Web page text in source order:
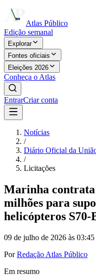
Atlas Público
Edição semanal
Explorar
Fontes oficiais
Eleições 2026
Conheça o Atlas
EntrarCriar conta
Notícias
/
Diário Oficial da
/
Licitações
Marinha
milhões para
helicópteros S70-
09 de julho de 2026 às 03:45
Por Redação Atlas Público
Em resumo